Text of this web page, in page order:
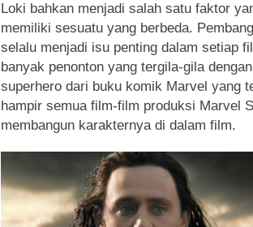
Loki bahkan menjadi salah satu faktor
memiliki sesuatu yang berbeda.
selalu menjadi isu penting dalam setiap
banyak penonton yang tergila-gila
superhero dari buku komik Marvel yang
hampir semua film-film produksi Marvel
membangun karakternya di dalam film.